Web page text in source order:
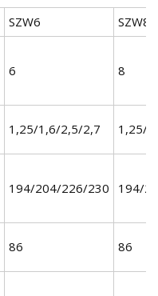
SZW6
SZW8
6 8
1,25/1,6/2,5/2,7 1,25/
194/204/226/230 194/
86 86